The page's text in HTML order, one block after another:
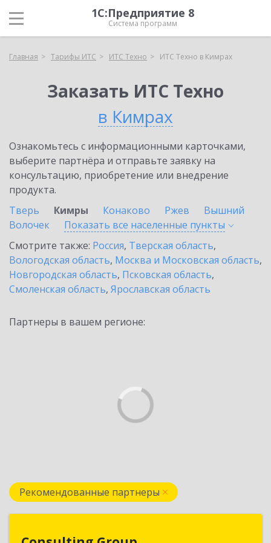
1С:Предприятие 8
Система программ
Главная Тарифы ИТС ИТС Техно ИТС Техно в Кимрах
Заказать ИТС Техно
в Кимрах
Ознакомьтесь с информационными карточками,
выберите партнёра и отправьте заявку на
консультацию, приобретение или внедрение
продукта.
Тверь
Кимры Конаково Ржев
Вышний
Волочек
Показать все населенные пункты
Смотрите также: Россия, Тверская область,
Вологодская область, Москва и Московская область,
Новгородская область, Псковская область,
Смоленская область, Ярославская область
Партнеры в вашем регионе:
Рекомендованные партнеры